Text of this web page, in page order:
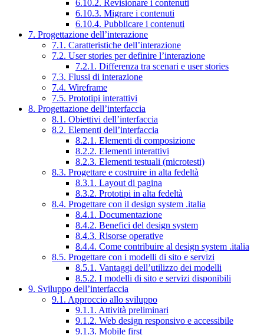
6.10.2. Revisionare i contenuti
6.10.3. Migrare i contenuti
6.10.4. Pubblicare i contenuti
7. Progettazione dell’interazione
7.1. Caratteristiche dell’interazione
7.2. User stories per definire l’interazione
7.2.1. Differenza tra scenari e user stories
7.3. Flussi di interazione
7.4. Wireframe
7.5. Prototipi interattivi
8. Progettazione dell’interfaccia
8.1. Obiettivi dell’interfaccia
8.2. Elementi dell’interfaccia
8.2.1. Elementi di composizione
8.2.2. Elementi interattivi
8.2.3. Elementi testuali (microtesti)
8.3. Progettare e costruire in alta fedeltà
8.3.1. Layout di pagina
8.3.2. Prototipi in alta fedeltà
8.4. Progettare con il design system .italia
8.4.1. Documentazione
8.4.2. Benefici del design system
8.4.3. Risorse operative
8.4.4. Come contribuire al design system .italia
8.5. Progettare con i modelli di sito e servizi
8.5.1. Vantaggi dell’utilizzo dei modelli
8.5.2. I modelli di sito e servizi disponibili
9. Sviluppo dell’interfaccia
9.1. Approccio allo sviluppo
9.1.1. Attività preliminari
9.1.2. Web design responsivo e accessibile
9.1.3. Mobile first